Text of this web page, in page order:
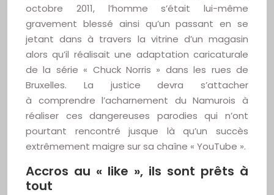
octobre 2011, l’homme s’était lui-même
gravement blessé ainsi qu’un passant en se
jetant dans à travers la vitrine d’un magasin
alors qu’il réalisait une adaptation caricaturale
de la série « Chuck Norris » dans les rues de
Bruxelles. La justice devra s’attacher
à comprendre l’acharnement du Namurois à
réaliser ces dangereuses parodies qui n’ont
pourtant rencontré jusque là qu’un succès
extrêmement maigre sur sa chaîne « YouTube ».
Accros au « like », ils sont prêts à
tout